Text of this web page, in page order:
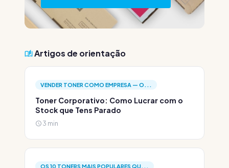
Artigos de orientação
VENDER TONER COMO EMPRESA — O...
Toner Corporativo: Como Lucrar com o
Stock que Tens Parado
3 min
OS 10 TONERS MAIS POPULARES QU...